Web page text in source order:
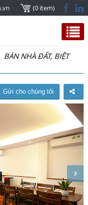
(0 item)
BÁN NHÀ ĐẤT, BIỆT
Gửi cho chúng tôi